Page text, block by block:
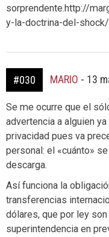
sorprendente.http://
y-la-doctrina-del-shock/
#030 MARIO - 13
Se me ocurre que el
advertencia a alguien
privacidad pues va
personal: el «cuánto»
descarga.
Así funciona la
transferencias
dólares, que por ley
superintendencia en